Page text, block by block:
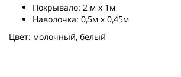
Покрывало: 2 м х 1м
Наволочка: 0,5м х 0,45м
Цвет: молочный, белый